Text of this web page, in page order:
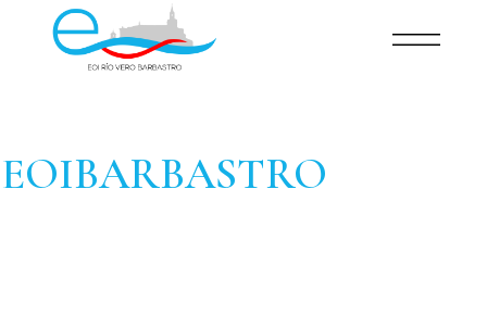
EOIBARBASTRO